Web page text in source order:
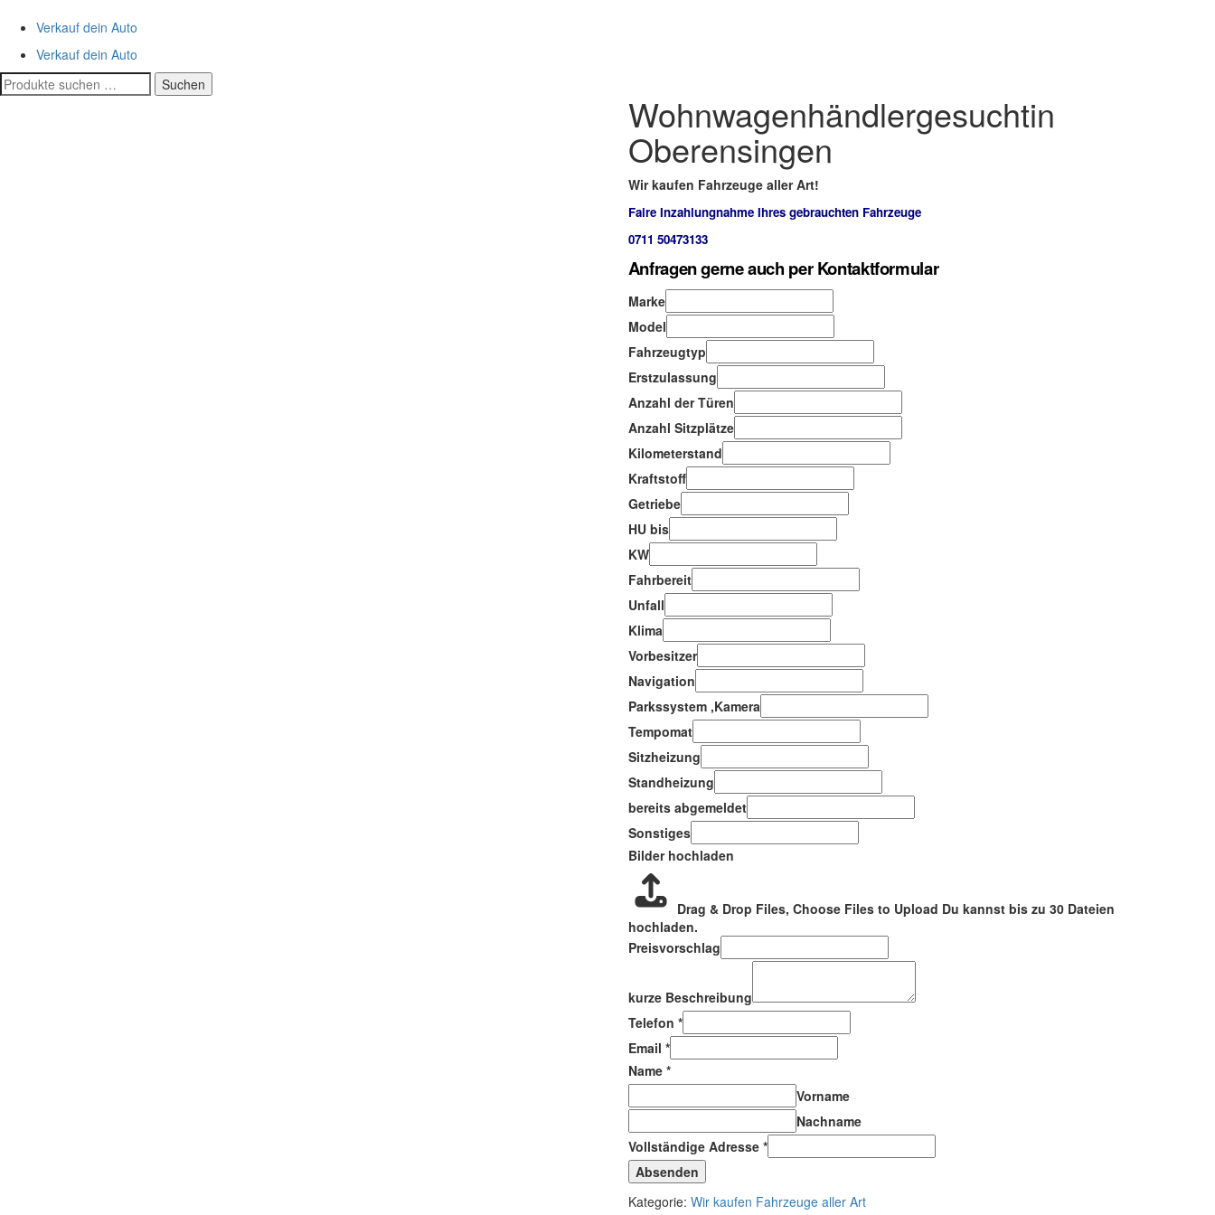
Verkauf dein Auto
Verkauf dein Auto
Suchen
nach:
Suchen
Wohnwagenhändlergesuchtin
Oberensingen
Wir kaufen Fahrzeuge aller Art!
Faire Inzahlungnahme Ihres gebrauchten Fahrzeuge
0711 50473133
Anfragen gerne auch per Kontaktformular
Marke
Model
Fahrzeugtyp
Erstzulassung
Anzahl der Türen
Anzahl Sitzplätze
Kilometerstand
Kraftstoff
Getriebe
HU bis
KW
Fahrbereit
Unfall
Klima
Vorbesitzer
Navigation
Parkssystem ,Kamera
Tempomat
Sitzheizung
Standheizung
bereits abgemeldet
Sonstiges
Bilder hochladen
Drag & Drop Files, Choose Files to Upload Du kannst bis zu 30 Dateien
hochladen.
Preisvorschlag
kurze Beschreibung
Telefon *
Email *
Name *
Vorname
Nachname
Vollständige Adresse *
Absenden
Kategorie: Wir kaufen Fahrzeuge aller Art